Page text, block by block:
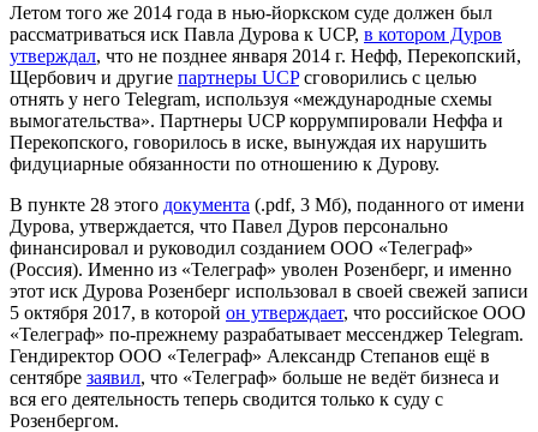
Летом того же 2014 года в нью-йоркском суде должен был
рассматриваться иск Павла Дурова к UCP, в котором Дуров
утверждал, что не позднее января 2014 г. Нефф, Перекопский,
Щербович и другие партнеры UCPсговорились с целью
отнять у него Telegram, используя «международные схемы
вымогательства». Партнеры UCP коррумпировали Неффа и
Перекопского, говорилось в иске, вынуждая их нарушить
фидуциарные обязанности по отношению к Дурову.
В пункте 28 этого документа (.pdf, 3 Мб), поданного от имени
Дурова, утверждается, что Павел Дуров персонально
финансировал и руководил созданием ООО «Телеграф»
(Россия). Именно из «Телеграф» уволен Розенберг, и именно
этот иск Дурова Розенберг использовал в своей свежей записи
5 октября 2017, в которой он утверждает, что российское ООО
«Телеграф» по-прежнему разрабатывает мессенджер Telegram.
Гендиректор ООО «Телеграф» Александр Степанов ещё в
сентябре заявил, что «Телеграф» больше не ведёт бизнеса и
вся его деятельность теперь сводится только к суду с
Розенбергом.